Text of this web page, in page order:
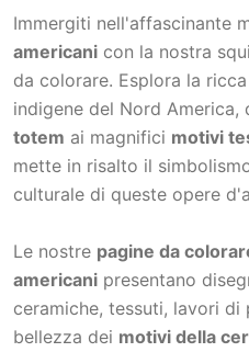
Immergiti nell'affascinante
americani con la nostra
da colorare. Esplora la
indigene del Nord America,
totem ai magnifici motivi
mette in risalto il
culturale di queste opere
Le nostre pagine da
americani presentano
ceramiche, tessuti, lavori
bellezza dei motivi della